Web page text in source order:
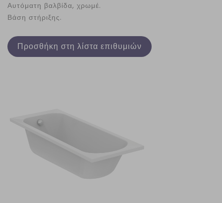
Αυτόματη βαλβίδα, χρωμέ.
Βάση στήριξης.
Προσθήκη στη λίστα επιθυμιών